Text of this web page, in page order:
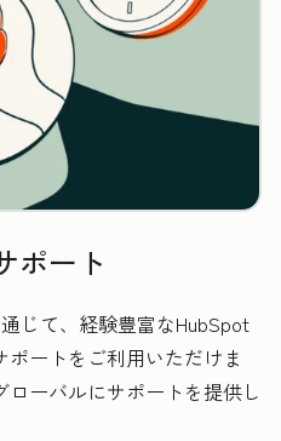
ポート
じて、経験豊富なHubSpot
ートをご利用いただけま
ーバルにサポートを提供し